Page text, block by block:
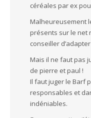
céréales par ex
Malheureusement
présents sur le net
conseiller
Mais il ne faut pas
de pierre et paul !
Il faut juger le Barf
responsables et
indéniables.